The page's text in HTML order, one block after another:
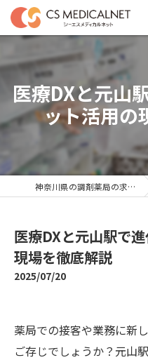
医療DXと元山
ット活用の
神奈川県の調剤薬局の求人ならシーエスメディカルネット
医療DXと元山駅で
現場を徹底解説
2025/07/20
薬局での接客や業務に新
ご存じでしょうか？元山